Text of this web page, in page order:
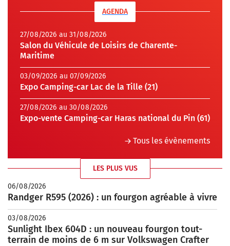
AGENDA
27/08/2026 au 31/08/2026
Salon du Véhicule de Loisirs de Charente-
Maritime
03/09/2026 au 07/09/2026
Expo Camping-car Lac de la Tille (21)
27/08/2026 au 30/08/2026
Expo-vente Camping-car Haras national du Pin (61)
Tous les évènements
LES PLUS VUS
06/08/2026
Randger R595 (2026) : un fourgon agréable à vivre
03/08/2026
Sunlight Ibex 604D : un nouveau fourgon tout-
terrain de moins de 6 m sur Volkswagen Crafter